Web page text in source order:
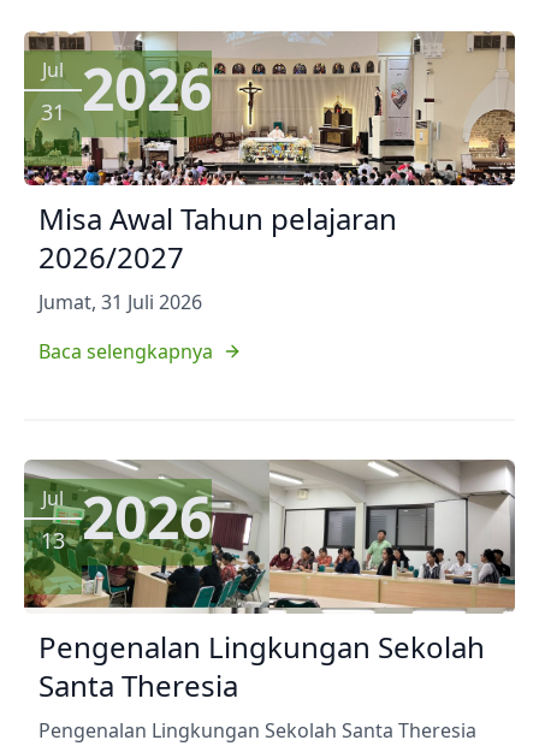
Jul
31 2026
Misa Awal Tahun pelajaran
2026/2027
Jumat, 31 Juli 2026
Baca selengkapnya
Jul
13 2026
Pengenalan Lingkungan Sekolah
Santa Theresia
Pengenalan Lingkungan Sekolah Santa Theresia